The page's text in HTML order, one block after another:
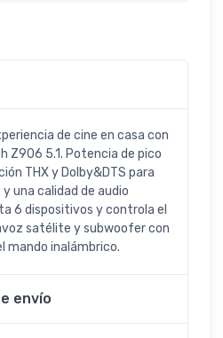
de cine en casa con
Z906 5.1. Potencia de pico
THX y Dolby&DTS para
una calidad de audio
6 dispositivos y controla el
satélite y subwoofer con
mando inalámbrico.
envío